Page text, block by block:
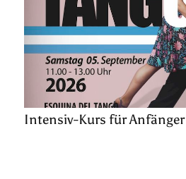
Intensiv-Kurs für Anfänger